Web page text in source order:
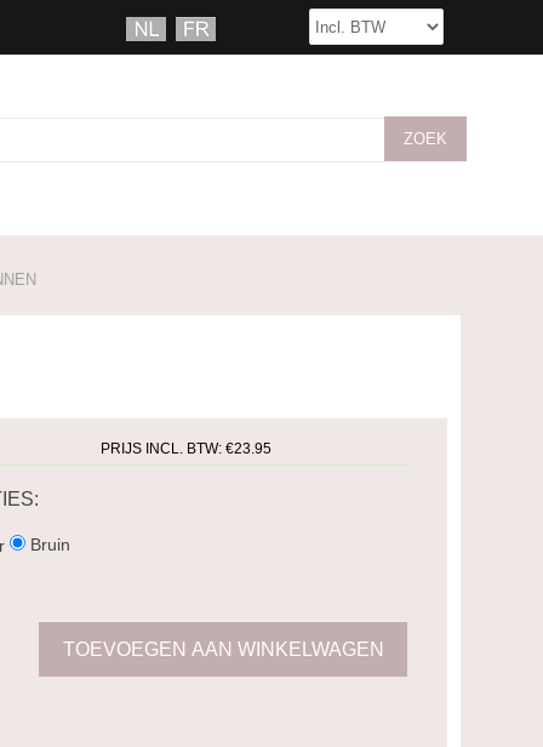
PRIJS INCL. BTW: €23.95
Bruin